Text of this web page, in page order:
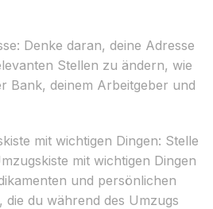
Denke daran, deine Adresse
Stellen zu ändern, wie
Bank, deinem Arbeitgeber und
mit wichtigen Dingen: Stelle
mit wichtigen Dingen
und persönlichen
die du während des Umzugs